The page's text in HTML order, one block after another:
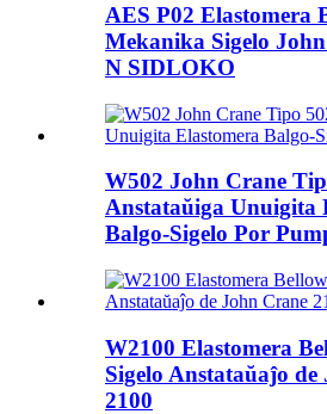
AES P02 Elastomera
Mekanika Sigelo
N SIDLOKO
W502 John Crane
Anstataŭiga Unuigita
Balgo-Sigelo Por
W2100 Elastomera
Sigelo Anstataŭaĵo
2100